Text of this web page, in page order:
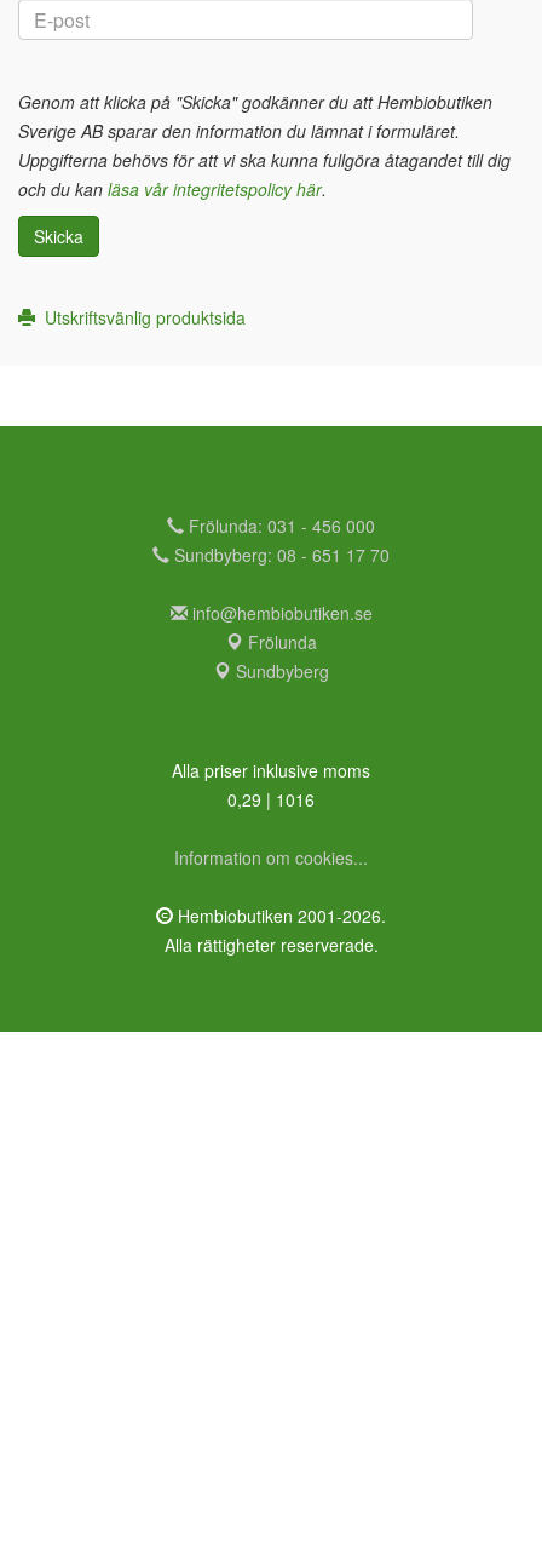
Genom att klicka på "Skicka" godkänner du att Hembiobutiken
Sverige AB sparar den information du lämnat i formuläret.
Uppgifterna behövs för att vi ska kunna fullgöra åtagandet till dig
och du kan läsa vår integritetspolicy här.
Skicka
Utskriftsvänlig produktsida
Frölunda: 031 - 456 000
Sundbyberg: 08 - 651 17 70
info@hembiobutiken.se
Frölunda
Sundbyberg
Alla priser inklusive moms
0,29 | 1016
Information om cookies...
Hembiobutiken 2001-2026.
Alla rättigheter reserverade.